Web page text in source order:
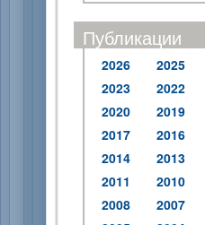
Публикации
2026 2025
2023
2022
2020
2019
2017
2016
2014
2013
2011
2010
2008
2007